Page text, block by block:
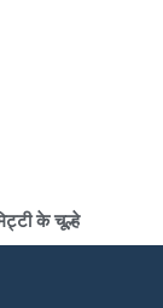
के चूल्हे